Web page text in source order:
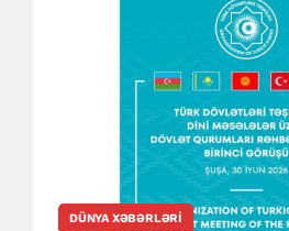
DÜNYA XƏBƏRLƏRI